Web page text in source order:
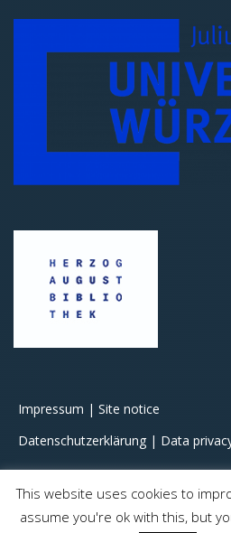
Impressum | Site notice
Datenschutzerklärung | Data
This website uses cookies to
assume you're ok with this, but